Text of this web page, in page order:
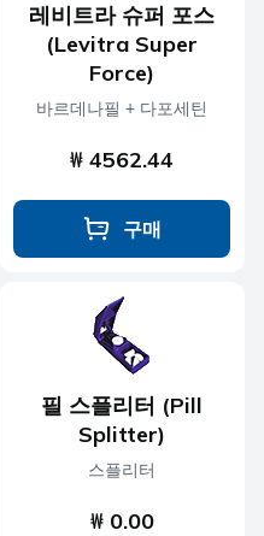
레비트라 슈퍼 포스
(Levitra Super
Force)
바르데나필 + 다포세틴
₩ 4562.44
구매
필 스플리터 (Pill
Splitter)
스플리터
₩ 0.00